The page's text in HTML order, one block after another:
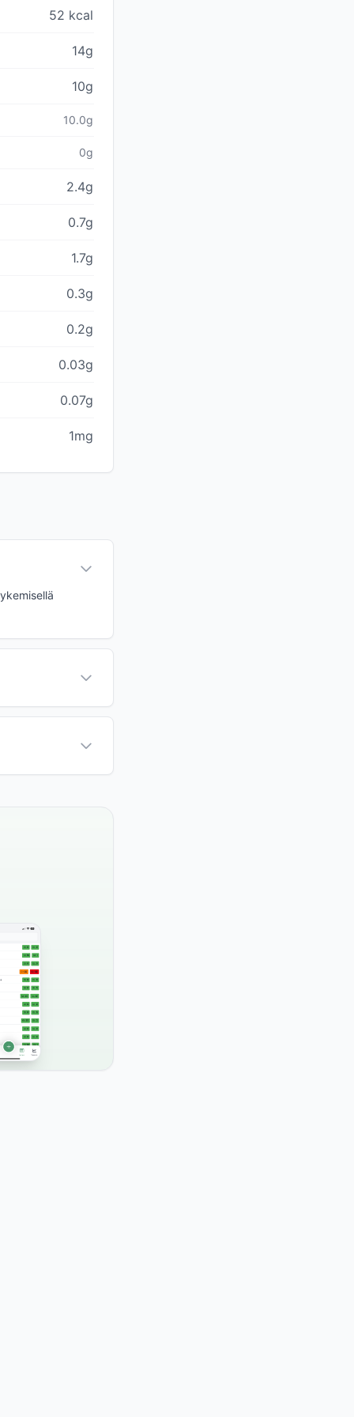
52 kcal
14g
10g
10.0g
0g
2.4g
0.7g
1.7g
0.3g
0.2g
0.03g
0.07g
1mg